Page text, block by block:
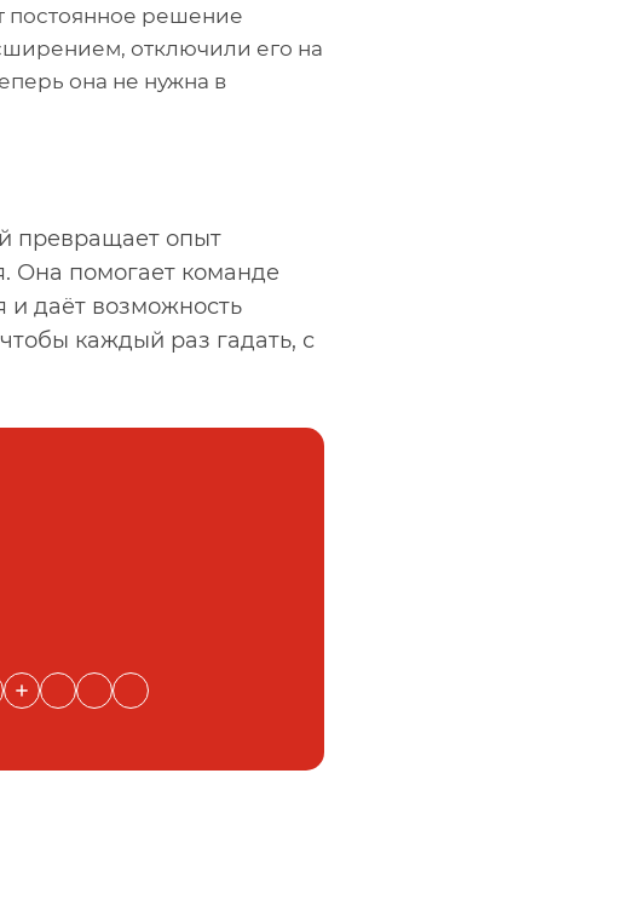
постоянное решение
отключили его на
она не нужна в
превращает опыт
Она помогает команде
и даёт возможность
каждый раз гадать, с